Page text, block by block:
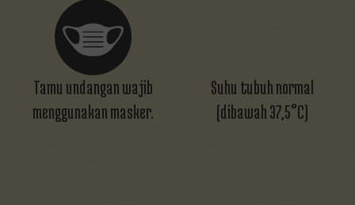
Tamu undangan wajib
menggunakan masker.
Suhu tubuh normal
(dibawah 37,5°C)